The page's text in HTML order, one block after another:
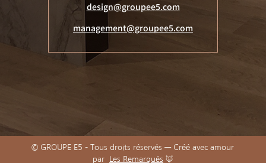
design@groupee5.com
management@groupee5.com
© GROUPE E5 – Tous droits réservés — Créé avec amour
par Les Remarqués 🦊